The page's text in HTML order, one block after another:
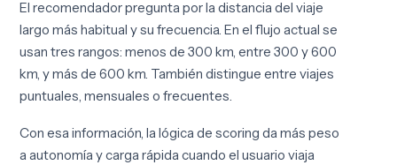
El recomendador pregunta por la distancia del viaje
largo más habitual y su frecuencia. En el flujo actual se
usan tres rangos: menos de 300 km, entre 300 y 600
km, y más de 600 km. También distingue entre viajes
puntuales, mensuales o frecuentes.
Con esa información, la lógica de scoring da más peso
a autonomía y carga rápida cuando el usuario viaja